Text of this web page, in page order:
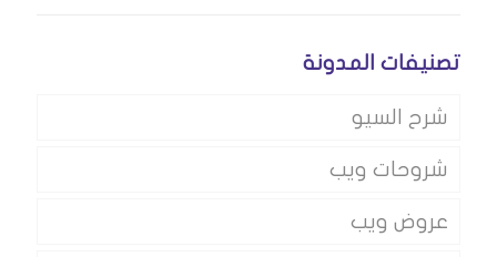
تصنيفات المدونة
شرح السيو
شروحات ويب
عروض ويب